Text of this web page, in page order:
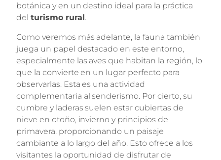
botánica y en un destino ideal para la práctica
del turismo rural.
Como veremos más adelante, la fauna también
juega un papel destacado en este entorno,
especialmente las aves que habitan la región, lo
que la convierte en un lugar perfecto para
observarlas. Esta es una actividad
complementaria al senderismo. Por cierto, su
cumbre y laderas suelen estar cubiertas de
nieve en otoño, invierno y principios de
primavera, proporcionando un paisaje
cambiante a lo largo del año. Esto ofrece a los
visitantes la oportunidad de disfrutar de